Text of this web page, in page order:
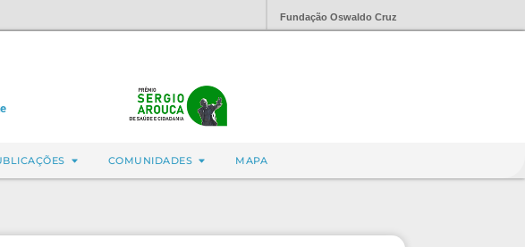
Fundação Oswaldo Cruz
COMUNIDADES MAPA